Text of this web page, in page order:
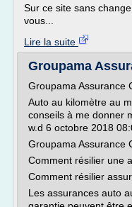
Sur ce site sans
vous...
Lire la suite
Groupama
Groupama Assurance
Auto au kilomètre au
conseils à me donner
w.d 6 octobre 2018
Groupama Assurance
Comment résilier une
Comment résilier
Les assurances auto